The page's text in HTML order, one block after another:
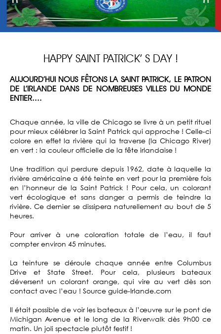
HAPPY SAINT PATRICK’ S DAY !
AUJOURD’HUI NOUS FÊTONS LA SAINT PATRICK, LE PATRON
DE L’IRLANDE DANS DE NOMBREUSES VILLES DU MONDE
ENTIER....
Chaque année, la ville de Chicago se livre à un petit rituel
pour mieux célébrer la Saint Patrick qui approche ! Celle-ci
colore en effet la rivière qui la traverse (la Chicago River)
en vert : la couleur officielle de la fête irlandaise !
Une tradition qui perdure depuis 1962, date à laquelle la
rivière américaine a été teinte en vert pour la première fois
en l’honneur de la Saint Patrick ! Pour cela, un colorant
vert écologique et sans danger a permis de teindre la
rivière. Ce dernier se dissipera naturellement au bout de 5
heures.
Pour arriver à une coloration totale de l’eau, il faut
compter environ 45 minutes.
La teinture se déroule chaque année entre Columbus
Drive et State Street. Pour cela, plusieurs bateaux
déversent un colorant orange, qui vire au vert dès son
contact avec l’eau ! Source guide-Irlande.com
Il était possible de voir les bateaux à l’œuvre sur le pont de
Michigan Avenue et le long de la Riverwalk dès 9h00 ce
matin. Un joli spectacle plutôt festif !